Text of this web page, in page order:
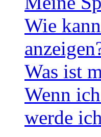
Wie
Was ist
Wenn
werde